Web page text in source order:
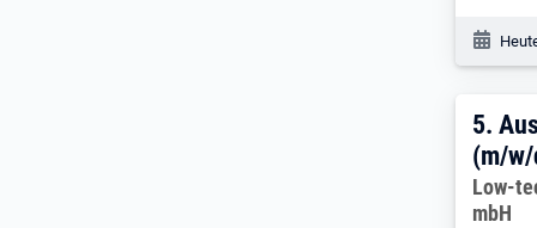
5.
5.
(m/
Low-
mbH